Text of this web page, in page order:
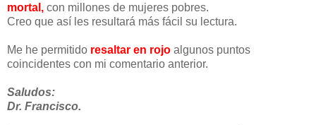
mortal, con millones de mujeres pobres.
Creo que así les resultará más fácil su lectura.
Me he permitido resaltar en rojo algunos puntos
coincidentes con mi comentario anterior.
Saludos:
Dr. Francisco.